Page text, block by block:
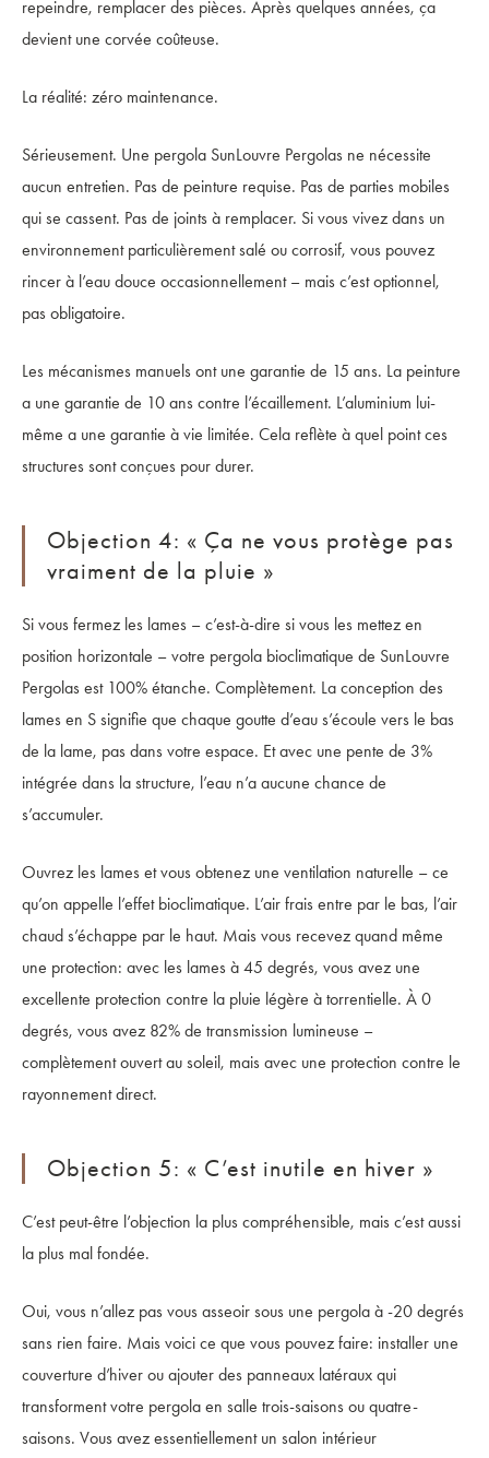
repeindre, remplacer des pièces. Après quelques années, ça
devient une corvée coûteuse.
La réalité: zéro maintenance.
Sérieusement. Une pergola SunLouvre Pergolas ne nécessite
aucun entretien. Pas de peinture requise. Pas de parties mobiles
qui se cassent. Pas de joints à remplacer. Si vous vivez dans un
environnement particulièrement salé ou corrosif, vous pouvez
rincer à l’eau douce occasionnellement – mais c’est optionnel,
pas obligatoire.
Les mécanismes manuels ont une garantie de 15 ans. La peinture
a une garantie de 10 ans contre l’écaillement. L’aluminium lui-
même a une garantie à vie limitée. Cela reflète à quel point ces
structures sont conçues pour durer.
Objection 4: « Ça ne vous protège pas
vraiment de la pluie »
Si vous fermez les lames – c’est-à-dire si vous les mettez en
position horizontale – votre pergola bioclimatique de SunLouvre
Pergolas est 100% étanche. Complètement. La conception des
lames en S signifie que chaque goutte d’eau s’écoule vers le bas
de la lame, pas dans votre espace. Et avec une pente de 3%
intégrée dans la structure, l’eau n’a aucune chance de
s’accumuler.
Ouvrez les lames et vous obtenez une ventilation naturelle – ce
qu’on appelle l’effet bioclimatique. L’air frais entre par le bas, l’air
chaud s’échappe par le haut. Mais vous recevez quand même
une protection: avec les lames à 45 degrés, vous avez une
excellente protection contre la pluie légère à torrentielle. À 0
degrés, vous avez 82% de transmission lumineuse –
complètement ouvert au soleil, mais avec une protection contre le
rayonnement direct.
Objection 5: « C’est inutile en hiver »
C’est peut-être l’objection la plus compréhensible, mais c’est aussi
la plus mal fondée.
Oui, vous n’allez pas vous asseoir sous une pergola à -20 degrés
sans rien faire. Mais voici ce que vous pouvez faire: installer une
couverture d’hiver ou ajouter des panneaux latéraux qui
transforment votre pergola en salle trois-saisons ou quatre-
saisons. Vous avez essentiellement un salon intérieur